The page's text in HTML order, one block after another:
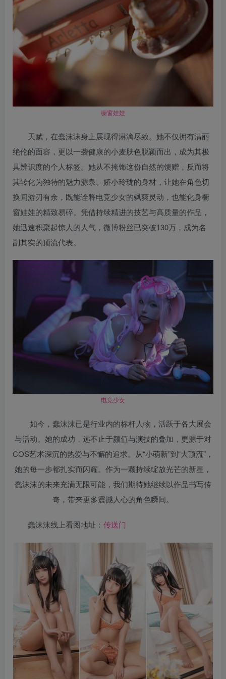
橱窗娃娃
天赋，在蠢沫沫身上展现得淋漓尽致。她不仅拥有清丽
绝伦的面容，更以一袭健康的小麦肤色脱颖而出，成为其极
具辨识度的个人标签。她从不掩饰这份自然的馈赠，反而将
其转化为独特的魅力源泉。娇小玲珑的身材，让她在角色切
换间游刃有余，既能诠释电竞少女的飒爽灵动，也能化身橱
窗娃娃的精致易碎。凭借持续精进的技艺与高质量的作品，
她迅速积聚起惊人的人气，微博粉丝已突破130万，成为名
副其实的顶流代表。
电竞少女
如今，蠢沫沫已是行业内的标杆人物，活跃于各大展会
与活动。她的成功，远不止于颜值与演技的叠加，更源于对
COS艺术深沉的热爱与不懈的追求。从“小萌新”到“大顶流”，
她的每一步都扎实而闪耀。作为一颗持续绽放光芒的新星，
蠢沫沫的未来充满无限可能，我们期待她继续以作品书写传
奇，带来更多震撼人心的角色瞬间。
蠢沫沫线上看图地址： 传送门